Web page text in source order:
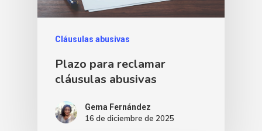
Cláusulas abusivas
Plazo para reclamar
cláusulas abusivas
Gema Fernández
16 de diciembre de 2025